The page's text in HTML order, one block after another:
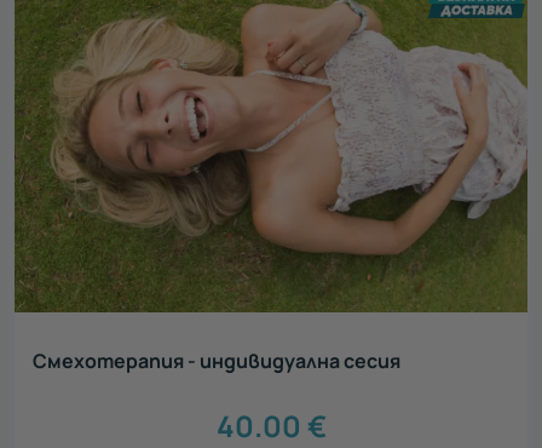
Смехотерапия - индивидуална сесия
40.00 €